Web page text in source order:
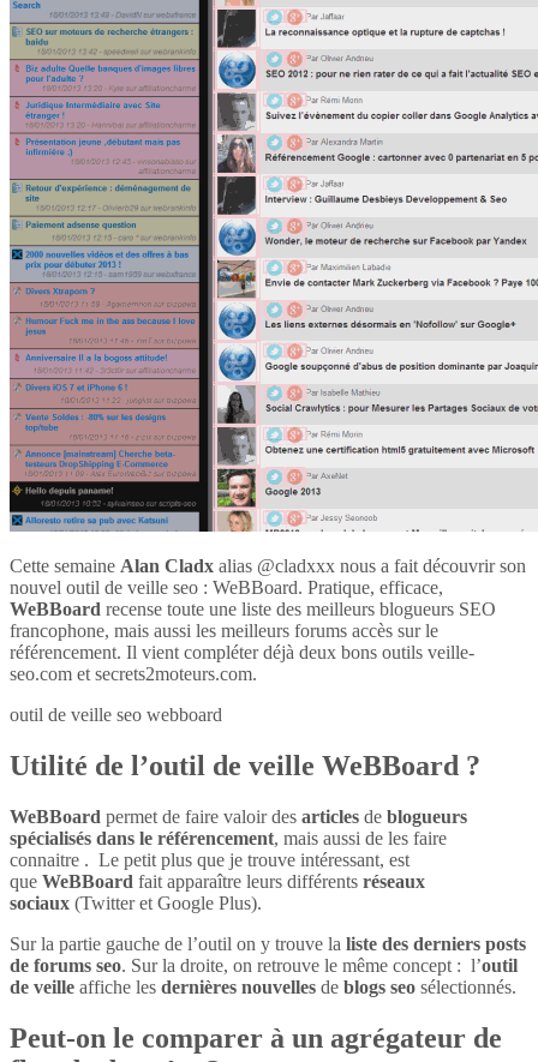
Cette semaine Alan Cladx alias @cladxxx nous a fait découvrir son
nouvel outil de veille seo : WeBBoard. Pratique, efficace,
WeBBoard recense toute une liste des meilleurs blogueurs SEO
francophone, mais aussi les meilleurs forums accès sur le
référencement. Il vient compléter déjà deux bons outils veille-
seo.com et secrets2moteurs.com.
outil de veille seo webboard
Utilité de l’outil de veille WeBBoard ?
WeBBoard permet de faire valoir des articles de blogueurs
spécialisés dans le référencement, mais aussi de les faire
connaitre . Le petit plus que je trouve intéressant, est
que WeBBoard fait apparaître leurs différents réseaux
sociaux (Twitter et Google Plus).
Sur la partie gauche de l’outil on y trouve la liste des derniers posts
de forums seo. Sur la droite, on retrouve le même concept : l’outil
de veille affiche les dernières nouvelles de blogs seo sélectionnés.
Peut-on le comparer à un agrégateur de